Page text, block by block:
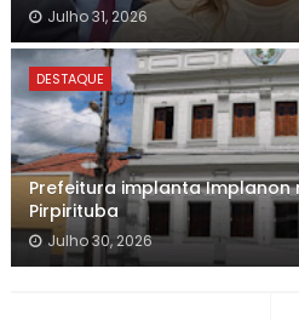
Julho 31, 2026
DESTAQUE
Prefeitura implanta Implanon
Pirpirituba
Julho 30, 2026